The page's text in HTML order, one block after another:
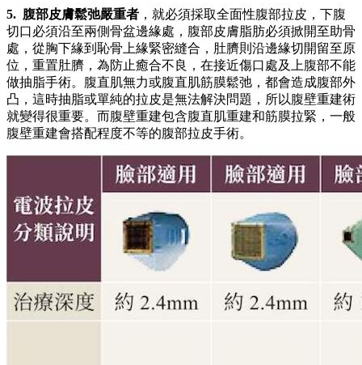
5. 腹部皮膚鬆弛嚴重者 ，就必須採取全面性腹部拉皮，下腹
切口必須沿至兩側骨盆邊緣處，腹部皮膚脂肪必須掀開至助骨
處，從胸下緣到恥骨上緣緊密縫合，肚臍則沿邊緣切開留至原
位，重置肚臍，為防止癒合不良，在接近傷口處及上腹部不能
做抽脂手術。腹直肌無力或腹直肌筋膜鬆弛，都會造成腹部外
凸，這時抽脂或單純的拉皮是無法解決問題，所以腹壁重建術
就變得很重要。而腹壁重建包含腹直肌重建和筋膜拉緊，一般
腹壁重建會搭配程度不等的腹部拉皮手術。